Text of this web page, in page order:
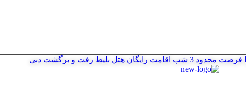
فرصت محدود 3 شب اقامت رایگان هتل بلیط رفت و برگشت دبی